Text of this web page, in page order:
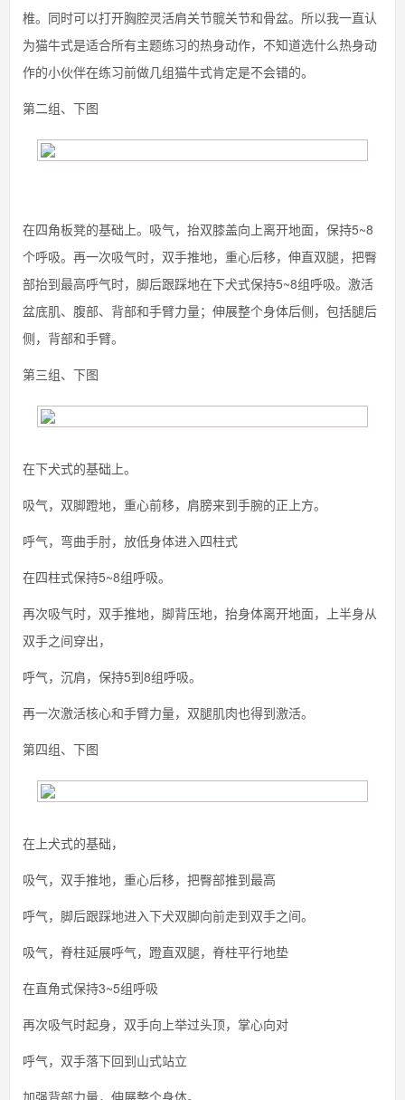
椎。同时可以打开胸腔灵活肩关节髋关节和骨盆。所以我一直认
为猫牛式是适合所有主题练习的热身动作，不知道选什么热身动
作的小伙伴在练习前做几组猫牛式肯定是不会错的。
第二组、下图
在四角板凳的基础上。吸气，抬双膝盖向上离开地面，保持5~8
个呼吸。再一次吸气时，双手推地，重心后移，伸直双腿，把臀
部抬到最高呼气时，脚后跟踩地在下犬式保持5~8组呼吸。激活
盆底肌、腹部、背部和手臂力量；伸展整个身体后侧，包括腿后
侧，背部和手臂。
第三组、下图
在下犬式的基础上。
吸气，双脚蹬地，重心前移，肩膀来到手腕的正上方。
呼气，弯曲手肘，放低身体进入四柱式
在四柱式保持5~8组呼吸。
再次吸气时，双手推地，脚背压地，抬身体离开地面，上半身从
双手之间穿出，
呼气，沉肩，保持5到8组呼吸。
再一次激活核心和手臂力量，双腿肌肉也得到激活。
第四组、下图
在上犬式的基础，
吸气，双手推地，重心后移，把臀部推到最高
呼气，脚后跟踩地进入下犬双脚向前走到双手之间。
吸气，脊柱延展呼气，蹬直双腿，脊柱平行地垫
在直角式保持3~5组呼吸
再次吸气时起身，双手向上举过头顶，掌心向对
呼气，双手落下回到山式站立
加强背部力量，伸展整个身体。